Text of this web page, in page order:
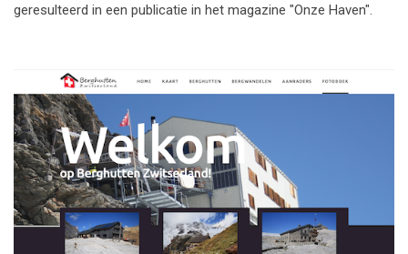
geresulteerd in een publicatie in het magazine "Onze Haven".